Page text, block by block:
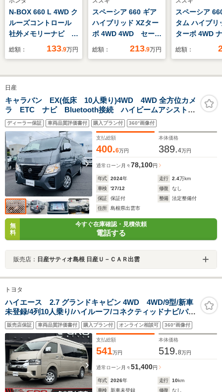
N-BOX 660 L 4WD ク
ルーズコントロール
社外メモリーナビ
Bluetooth機能バック
LEDヘッドライトパワ
ースライドドア(左)
ETC バックカメラ
総額： 133.9万円
スペーシア 660 ギア
ハイブリッド XZター
ボ 4WD 4WD セーフ
ティサポート
動パーキング ブレー
ト&ステアリングヒー
タ ルーフレール リ
アサーキュレータ
LEDオートライト パ
ドルシフト
総額： 213.9万円
スペーシア
タム ハイブリ
ターボ 4WD
ックカメラ 両
ヒーター ドラ
総額：
日産
キャラバン EX(低床 10人乗り)4WD 4WD 全方位カメ
ラ ETC ナビ Bluetooth接続 ハイビームアシスト
シートヒーター スマートルームミラー 踏み間違い防
止装置 車線逸脱警報
ディーラー保証 車両品質評価書付 購入プラン付 360°画像付
支払総額
400.6万円
本体価格
389.4万円
通常ローン 月々78,100円
年式 2024年 走行 2.4万km
車検
'27/12 修復
なし
保証
保証付 整備
法定整備付
住所
島根県出雲市
無
料
今すぐ在庫確認・見積依頼
電話する
販売店： 日産サティオ島根 日産Ｕ－ＣＡＲ出雲
トヨタ
ハイエース 2.7 グランドキャビン 4WD 4WD/9型/新車
未登録/4列10人乗り/ハイルーフ/コネクティッドナビ/パノ
ラミックビューモニター/デジタルインナーミラー/パワー
スライドドア/寒冷地仕様/BiBeamヘッド/コーナーセンサ
ー
販売店保証 車両品質評価書付 購入プラン付 オンライン相談可 360°画像付
支払総額
541万円
本体価格
519.8万円
通常ローン 月々51,400円
年式 2026年 走行 10km
車検
新車未登録 修復 なし